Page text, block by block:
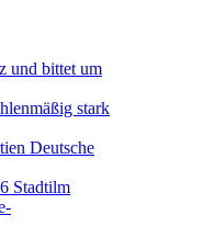
und bittet um
stark
Deutsche
Stadtilm